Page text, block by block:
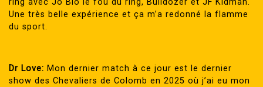
Une très belle expérience et ça m’a redonné la flamme
du sport.
Dr Love: Mon dernier match à ce jour est le dernier
show des Chevaliers de Colomb en 2025 où j’ai eu mon